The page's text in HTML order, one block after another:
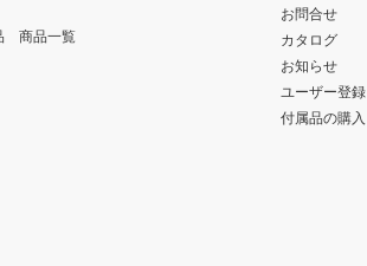
商品一覧
お問合せ
カタログ
お知らせ
ユーザー登録
付属品の購入